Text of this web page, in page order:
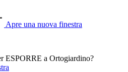
Apre una nuova finestra
ESPORRE a Ortogiardino?